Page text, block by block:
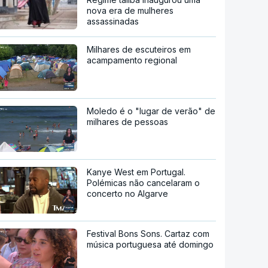
nova era de mulheres
assassinadas
Milhares de escuteiros em
acampamento regional
Moledo é o "lugar de verão" de
milhares de pessoas
Kanye West em Portugal.
Polémicas não cancelaram o
concerto no Algarve
Festival Bons Sons. Cartaz com
música portuguesa até domingo